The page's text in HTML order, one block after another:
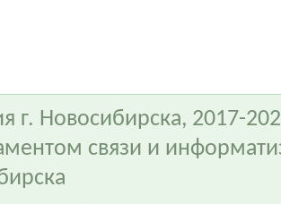
г. Новосибирска, 2017-
связи и